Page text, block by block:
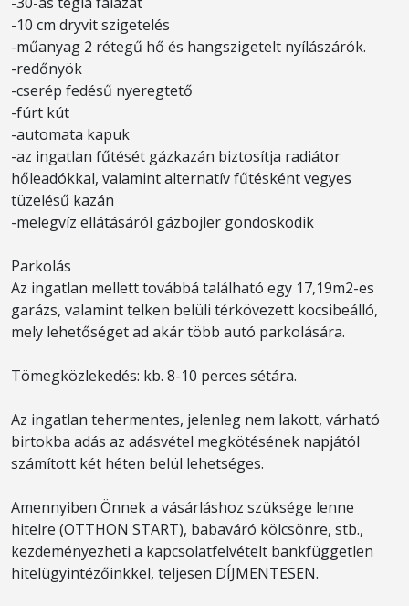
-10 cm dryvit szigetelés
-műanyag 2 rétegű hő és hangszigetelt nyílászárók.
-redőnyök
-cserép fedésű nyeregtető
-fúrt kút
-automata kapuk
-az ingatlan fűtését gázkazán biztosítja radiátor
hőleadókkal, valamint alternatív fűtésként vegyes
tüzelésű kazán
-melegvíz ellátásáról gázbojler gondoskodik
Parkolás
Az ingatlan mellett továbbá található egy 17,19m2-es
garázs, valamint telken belüli térkövezett kocsibeálló,
mely lehetőséget ad akár több autó parkolására.
Tömegközlekedés: kb. 8-10 perces sétára.
Az ingatlan tehermentes, jelenleg nem lakott, várható
birtokba adás az adásvétel megkötésének napjától
számított két héten belül lehetséges.
Amennyiben Önnek a vásárláshoz szüksége lenne
hitelre (OTTHON START), babaváró kölcsönre, stb.,
kezdeményezheti a kapcsolatfelvételt bankfüggetlen
hitelügyintézőinkkel, teljesen DÍJMENTESEN.